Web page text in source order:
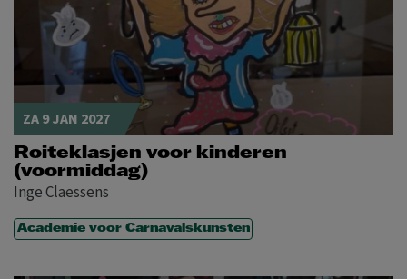
ZA 9 JAN 2027
Roiteklasjen voor kinderen
(voormiddag)
Inge Claessens
Academie voor Carnavalskunsten